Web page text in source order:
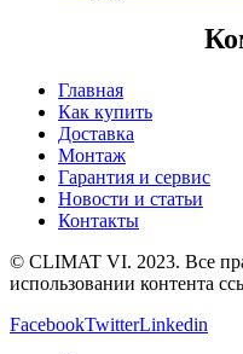
Главная
Как купить
Доставка
Монтаж
Гарантия и сервис
Новости и статьи
Контакты
© CLIMAT VI. 2023. Все
использовании контента
FacebookTwitterLinkedin